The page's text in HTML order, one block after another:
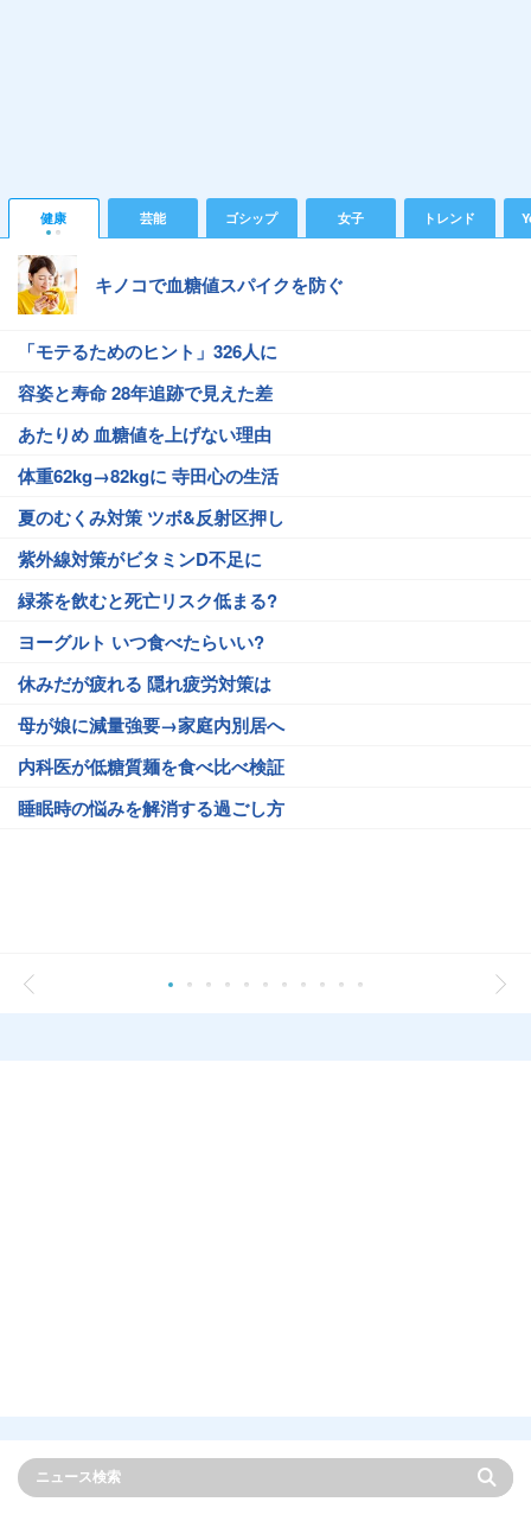
健康 芸能 ゴシップ 女子 トレンド
キノコで血糖値スパイクを防ぐ
「モテるためのヒント」326人に
容姿と寿命 28年追跡で見えた差
あたりめ 血糖値を上げない理由
体重62kg→82kgに 寺田心の生活
夏のむくみ対策 ツボ&反射区押し
紫外線対策がビタミンD不足に
緑茶を飲むと死亡リスク低まる?
ヨーグルト いつ食べたらいい?
休みだが疲れる 隠れ疲労対策は
母が娘に減量強要→家庭内別居へ
内科医が低糖質麺を食べ比べ検証
睡眠時の悩みを解消する過ごし方